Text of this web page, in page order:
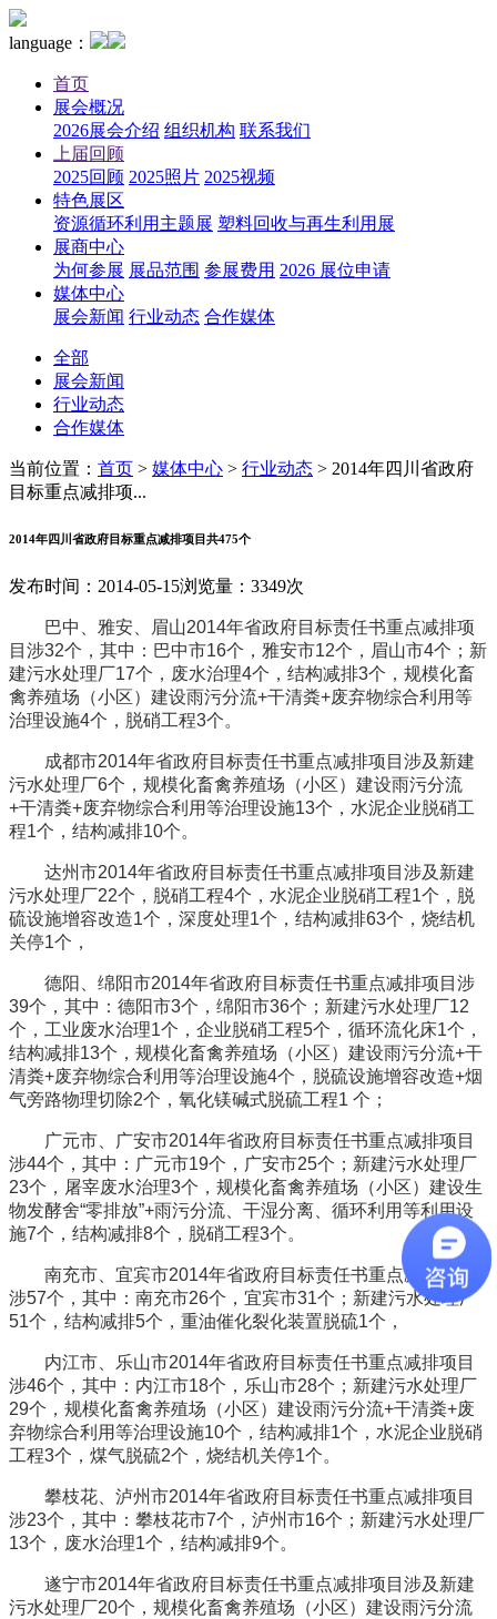
language：
首页
展会概况
2026展会介绍 组织机构 联系我们
上届回顾
2025回顾 2025照片 2025视频
特色展区
资源循环利用主题展 塑料回收与再生利用展
展商中心
为何参展 展品范围 参展费用 2026 展位申请
媒体中心
展会新闻 行业动态 合作媒体
全部
展会新闻
行业动态
合作媒体
当前位置： 首页 > 媒体中心 > 行业动态 > 2014年四川省政府
目标重点减排项...
2014年四川省政府目标重点减排项目共475个
发布时间：2014-05-15浏览量：3349次
巴中、雅安、眉山2014年省政府目标责任书重点减排项
目涉32个，其中：巴中市16个，雅安市12个，眉山市4个；新
建污水处理厂17个，废水治理4个，结构减排3个，规模化畜
禽养殖场（小区）建设雨污分流+干清粪+废弃物综合利用等
治理设施4个，脱硝工程3个。
成都市2014年省政府目标责任书重点减排项目涉及新建
污水处理厂6个，规模化畜禽养殖场（小区）建设雨污分流
+干清粪+废弃物综合利用等治理设施13个，水泥企业脱硝工
程1个，结构减排10个。
达州市2014年省政府目标责任书重点减排项目涉及新建
污水处理厂22个，脱硝工程4个，水泥企业脱硝工程1个，脱
硫设施增容改造1个，深度处理1个，结构减排63个，烧结机
关停1个，
德阳、绵阳市2014年省政府目标责任书重点减排项目涉
39个，其中：德阳市3个，绵阳市36个；新建污水处理厂12
个，工业废水治理1个，企业脱硝工程5个，循环流化床1个，
结构减排13个，规模化畜禽养殖场（小区）建设雨污分流+干
清粪+废弃物综合利用等治理设施4个，脱硫设施增容改造+烟
气旁路物理切除2个，氧化镁碱式脱硫工程1 个；
广元市、广安市2014年省政府目标责任书重点减排项目
涉44个，其中：广元市19个，广安市25个；新建污水处理厂
23个，屠宰废水治理3个，规模化畜禽养殖场（小区）建设生
物发酵舍“零排放”+雨污分流、干湿分离、循环利用等利用设
施7个，结构减排8个，脱硝工程3个。
南充市、宜宾市2014年省政府目标责任书重点减排项目
涉57个，其中：南充市26个，宜宾市31个；新建污水处理厂
51个，结构减排5个，重油催化裂化装置脱硫1个，
内江市、乐山市2014年省政府目标责任书重点减排项目
涉46个，其中：内江市18个，乐山市28个；新建污水处理厂
29个，规模化畜禽养殖场（小区）建设雨污分流+干清粪+废
弃物综合利用等治理设施10个，结构减排1个，水泥企业脱硝
工程3个，煤气脱硫2个，烧结机关停1个。
攀枝花、泸州市2014年省政府目标责任书重点减排项目
涉23个，其中：攀枝花市7个，泸州市16个；新建污水处理厂
13个，废水治理1个，结构减排9个。
遂宁市2014年省政府目标责任书重点减排项目涉及新建
污水处理厂20个，规模化畜禽养殖场（小区）建设雨污分流